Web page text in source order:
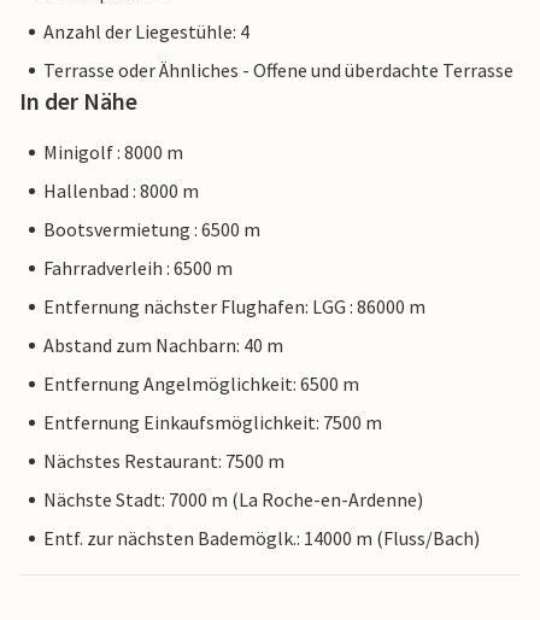
Anzahl der Liegestühle: 4
Terrasse oder Ähnliches - Offene und überdachte Terrasse
In der Nähe
Minigolf : 8000 m
Hallenbad : 8000 m
Bootsvermietung : 6500 m
Fahrradverleih : 6500 m
Entfernung nächster Flughafen: LGG : 86000 m
Abstand zum Nachbarn: 40 m
Entfernung Angelmöglichkeit: 6500 m
Entfernung Einkaufsmöglichkeit: 7500 m
Nächstes Restaurant: 7500 m
Nächste Stadt: 7000 m (La Roche-en-Ardenne)
Entf. zur nächsten Bademöglk.: 14000 m (Fluss/Bach)